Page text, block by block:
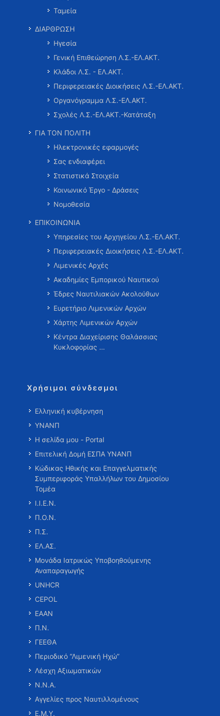
Ταμεία
ΔΙΑΡΘΡΩΣΗ
Ηγεσία
Γενική Επιθεώρηση Λ.Σ.-ΕΛ.ΑΚΤ.
Κλάδοι Λ.Σ. - ΕΛ.ΑΚΤ.
Περιφερειακές Διοικήσεις Λ.Σ.-ΕΛ.ΑΚΤ.
Οργανόγραμμα Λ.Σ.-ΕΛ.ΑΚΤ.
Σχολές Λ.Σ.-ΕΛ.ΑΚΤ.-Κατάταξη
ΓΙΑ ΤΟΝ ΠΟΛΙΤΗ
Ηλεκτρονικές εφαρμογές
Σας ενδιαφέρει
Στατιστικά Στοιχεία
Κοινωνικό Έργο - Δράσεις
Νομοθεσία
ΕΠΙΚΟΙΝΩΝΙΑ
Υπηρεσίες του Αρχηγείου Λ.Σ.-ΕΛ.ΑΚΤ.
Περιφερειακές Διοικήσεις Λ.Σ.-ΕΛ.ΑΚΤ.
Λιμενικές Αρχές
Ακαδημίες Εμπορικού Ναυτικού
Έδρες Ναυτιλιακών Ακολούθων
Ευρετήριο Λιμενικών Αρχών
Χάρτης Λιμενικών Αρχών
Κέντρα Διαχείρισης Θαλάσσιας
Κυκλοφορίας …
Χρήσιμοι σύνδεσμοι
Ελληνική κυβέρνηση
ΥΝΑΝΠ
Η σελίδα μου - Portal
Επιτελική Δομή ΕΣΠΑ ΥΝΑΝΠ
Κώδικας Ηθικής και Επαγγελματικής
Συμπεριφοράς Υπαλλήλων του Δημοσίου
Τομέα
Ι.Ι.Ε.Ν.
Π.Ο.Ν.
Π.Σ.
ΕΛ.ΑΣ.
Μονάδα Ιατρικώς Υποβοηθούμενης
Αναπαραγωγής
UNHCR
CEPOL
ΕΑΑΝ
Π.Ν.
ΓΕΕΘΑ
Περιοδικό “Λιμενική Ηχώ”
Λέσχη Αξιωματικών
Ν.Ν.Α.
Αγγελίες προς Ναυτιλλομένους
Ε.Μ.Υ.